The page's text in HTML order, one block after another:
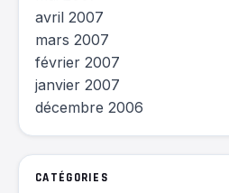
avril 2007
mars 2007
février 2007
janvier 2007
décembre 2006
CATÉGORIES